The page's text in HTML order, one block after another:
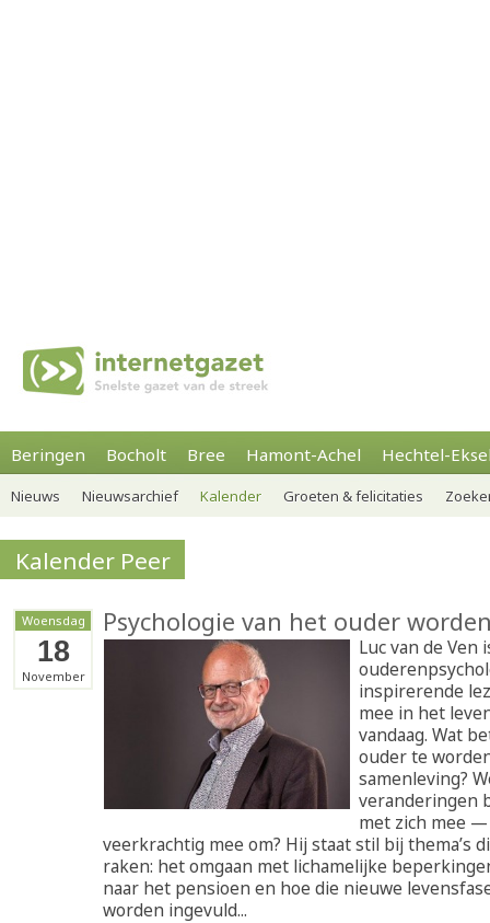
Beringen Bocholt Bree Hamont-Achel Hechtel-
Nieuws Nieuwsarchief Kalender Groeten & felicitaties
Kalender Peer
Woensdag
18
November
Psychologie van het ouder
Luc van de Ven
inspirerende
mee in het
vandaag. Wat
ouder te
samenleving?
veranderingen
met zich mee —
veerkrachtig mee om? Hij staat stil bij thema’s
raken: het omgaan met lichamelijke
naar het pensioen en hoe die nieuwe
worden ingevuld...